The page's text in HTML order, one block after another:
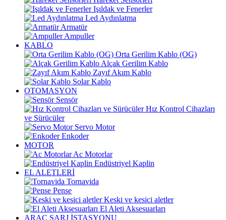
Işıldak ve Fenerler
Led Aydınlatma
Armatür
Ampuller
KABLO
Orta Gerilim Kablo (OG)
Alçak Gerilim Kablo
Zayıf Akım Kablo
Solar Kablo
OTOMASYON
Sensör
Hız Kontrol Cihazları
ve Sürücüler
Servo Motor
Enkoder
MOTOR
Ac Motorlar
Endüstriyel Kaplin
EL ALETLERİ
Tornavida
Pense
Keski ve kesici aletler
El Aleti Aksesuarları
ARAÇ ŞARJ İSTASYONU